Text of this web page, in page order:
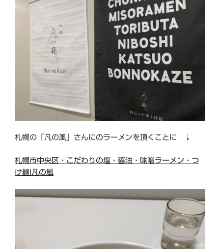
札幌の「凡の風」さんにのラーメンを頂くことに ↓
札幌市中央区・こだわりの塩・醤油・味噌ラーメン・つ
け麺|凡の風